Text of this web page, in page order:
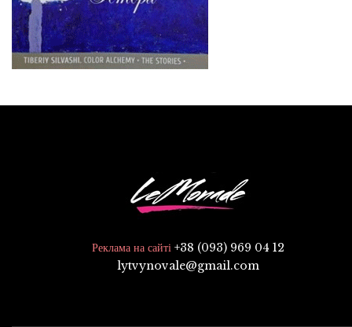
Реклама на сайті +38 (093) 969 04 12
lytvynovale@gmail.com